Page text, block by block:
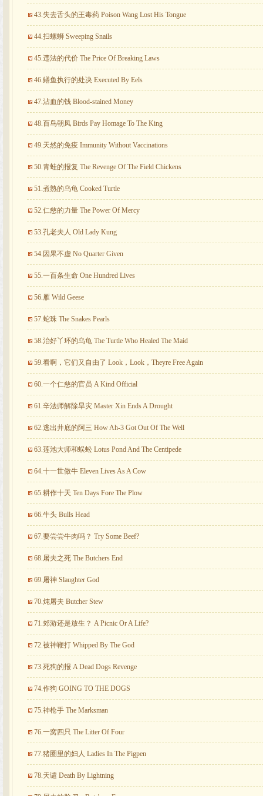
43.失去舌头的王毒药 Poison Wang Lost His Tongue
44.扫螺蛳 Sweeping Snails
45.违法的代价 The Price Of Breaking Laws
46.鳝鱼执行的处决 Executed By Eels
47.沾血的钱 Blood-stained Money
48.百鸟朝凤 Birds Pay Homage To The King
49.天然的免疫 Immunity Without Vaccinations
50.青蛙的报复 The Revenge Of The Field Chickens
51.煮熟的乌龟 Cooked Turtle
52.仁慈的力量 The Power Of Mercy
53.孔老夫人 Old Lady Kung
54.因果不虚 No Quarter Given
55.一百条生命 One Hundred Lives
56.雁 Wild Geese
57.蛇珠 The Snakes Pearls
58.治好丫环的乌龟 The Turtle Who Healed The Maid
59.看啊，它们又自由了 Look，Look，Theyre Free Again
60.一个仁慈的官员 A Kind Official
61.辛法师解除旱灾 Master Xin Ends A Drought
62.逃出井底的阿三 How Ah-3 Got Out Of The Well
63.莲池大师和蜈蚣 Lotus Pond And The Centipede
64.十一世做牛 Eleven Lives As A Cow
65.耕作十天 Ten Days Fore The Plow
66.牛头 Bulls Head
67.要尝尝牛肉吗？ Try Some Beef?
68.屠夫之死 The Butchers End
69.屠神 Slaughter God
70.炖屠夫 Butcher Stew
71.郊游还是放生？ A Picnic Or A Life?
72.被神鞭打 Whipped By The God
73.死狗的报 A Dead Dogs Revenge
74.作狗 GOING TO THE DOGS
75.神枪手 The Marksman
76.一窝四只 The Litter Of Four
77.猪圈里的妇人 Ladies In The Pigpen
78.天谴 Death By Lightning